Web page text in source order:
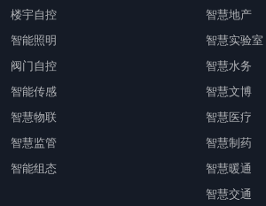
楼宇自控
智能照明
阀门自控
智能传感
智慧物联
智慧监管
智能组态
智慧地产
智慧实验室
智慧水务
智慧文博
智慧医疗
智慧制药
智慧暖通
智慧交通